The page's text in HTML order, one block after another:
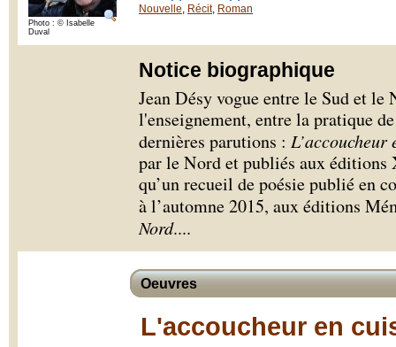
Photo : © Isabelle
Duval
Nouvelle, Récit, Roman
Notice biographique
Jean Désy vogue entre le Sud et
l'enseignement, entre la pratique
dernières parutions : L’accoucheur
par le Nord et publiés aux
qu’un recueil de poésie publié en
à l’automne 2015, aux éditions
Nord....
Oeuvres
L'accoucheur en